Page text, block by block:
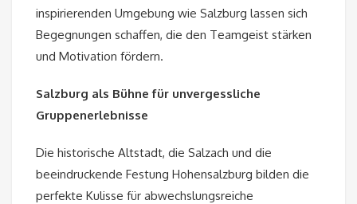
inspirierenden Umgebung wie Salzburg lassen sich
Begegnungen schaffen, die den Teamgeist stärken
und Motivation fördern.
Salzburg als Bühne für unvergessliche
Gruppenerlebnisse
Die historische Altstadt, die Salzach und die
beeindruckende Festung Hohensalzburg bilden die
perfekte Kulisse für abwechslungsreiche